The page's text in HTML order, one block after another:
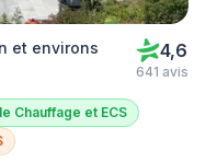
et environs 4,6
641 avis
Chauffage et ECS